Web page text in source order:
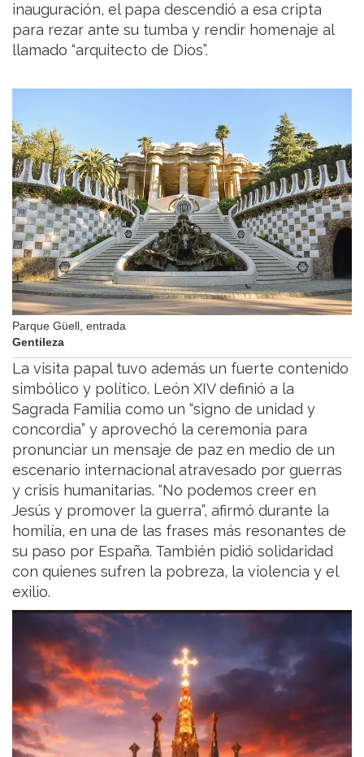
inauguración, el papa descendió a esa cripta
para rezar ante su tumba y rendir homenaje al
llamado “arquitecto de Dios”.
Parque Güell, entrada
Gentileza
La visita papal tuvo además un fuerte contenido
simbólico y político. León XIV definió a la
Sagrada Familia como un “signo de unidad y
concordia” y aprovechó la ceremonia para
pronunciar un mensaje de paz en medio de un
escenario internacional atravesado por guerras
y crisis humanitarias. “No podemos creer en
Jesús y promover la guerra”, afirmó durante la
homilía, en una de las frases más resonantes de
su paso por España. También pidió solidaridad
con quienes sufren la pobreza, la violencia y el
exilio.